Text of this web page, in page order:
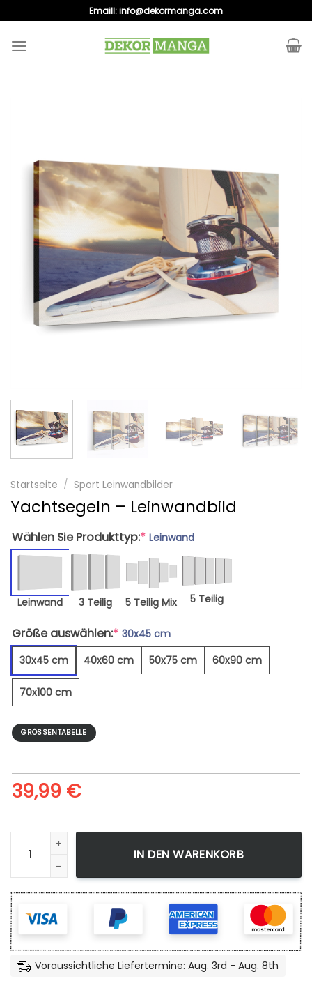
to
content
Emaill:info@dekormanga.com
Startseite / Sport Leinwandbilder
Yachtsegeln – Leinwandbild
Wählen Sie Produkttyp:* Leinwand
Leinwand 3 Teilig 5 Teilig Mix 5 Teilig
Größe auswählen:* 30x45 cm
30x45 cm
40x60 cm 50x75 cm 60x90 cm
70x100 cm
GRÖSSENTABELLE
39,99 €
Yachtsegeln - Leinwandbild Menge
IN DEN WARENKORB
Voraussichtliche Liefertermine: Aug. 3rd - Aug. 8th